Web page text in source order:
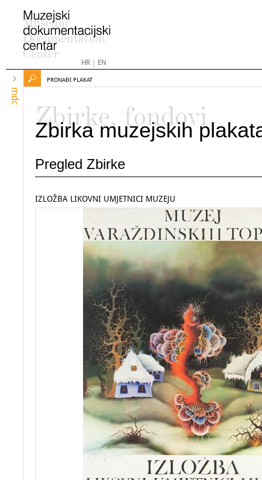
HR| EN
mdc
PRONAĐI PLAKAT
Zbirke, fondovi
Zbirka muzejskih
Pregled Zbirke
IZLOŽBA LIKOVNI UMJETNICI MUZEJU